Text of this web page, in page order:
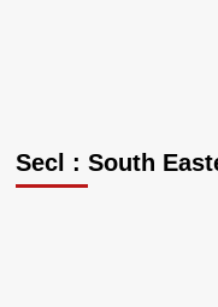
Secl : South